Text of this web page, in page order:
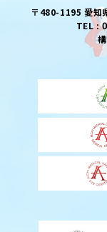
〒480-1195 愛知
TEL :